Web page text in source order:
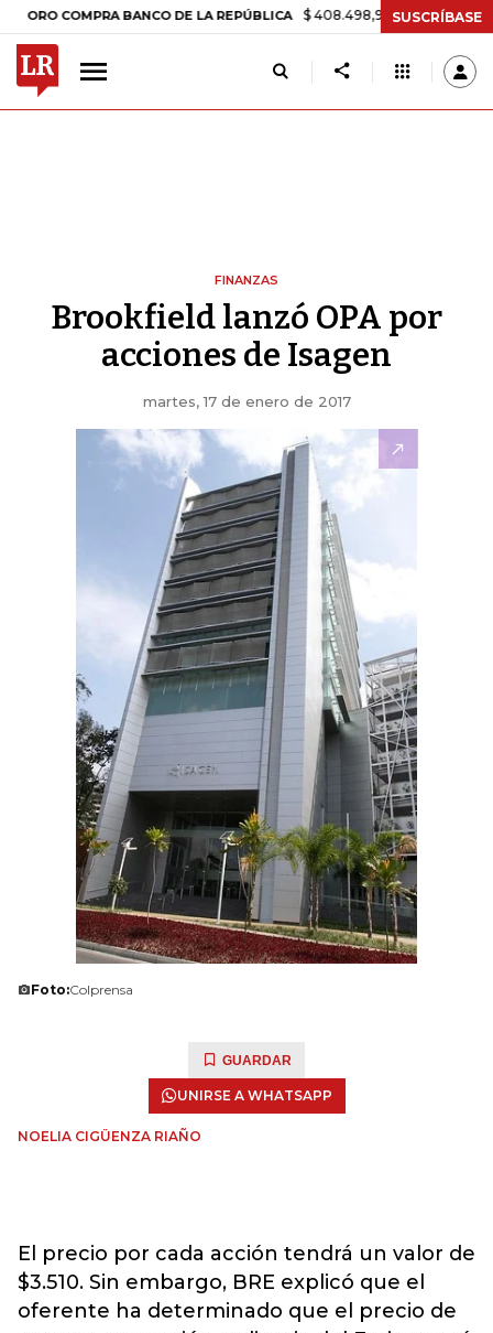
COMPRA BANCO DE LA REPÚBLICA $ 408.498,97 +$ 8.753,81 +2,19%
SUSCRÍBASE
FINANZAS
Brookfield lanzó OPA por
acciones de Isagen
martes, 17 de enero de 2017
Foto:Colprensa
GUARDAR
UNIRSE A WHATSAPP
NOELIA CIGÜENZA RIAÑO
El precio por cada acción tendrá un valor de
$3.510. Sin embargo, BRE explicó que el
oferente ha determinado que el precio de